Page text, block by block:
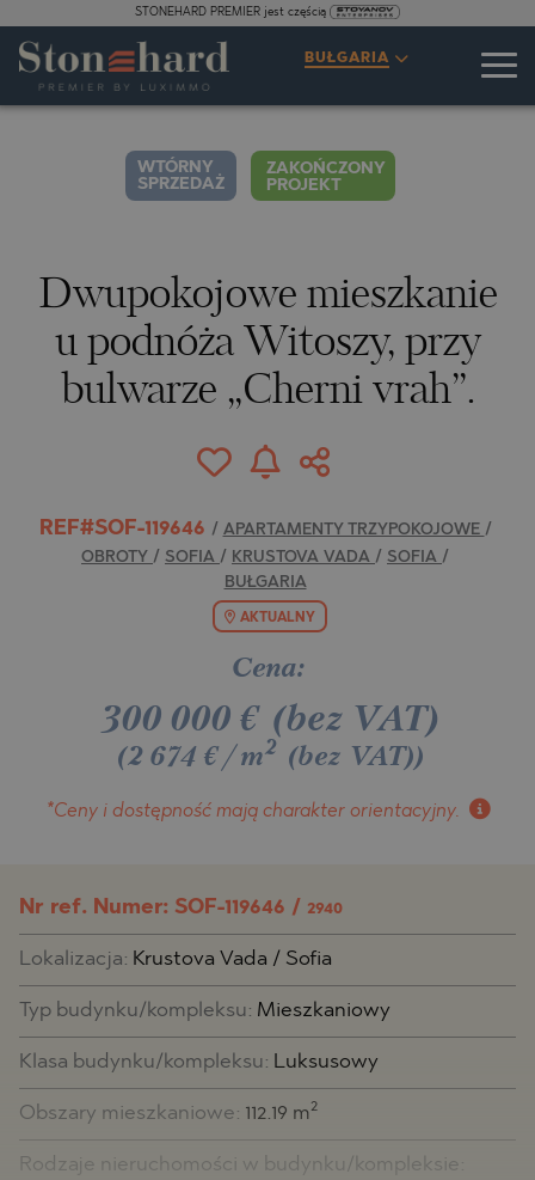
SPECYFIKACJE OPIS MAPA GALERIA
CENY
ZAPYTANIE
STONEHARD PREMIER jest częścią
BUŁGARIA
ZDJĘCIA52
WTÓRNY
SPRZEDAŻ
ZAKOŃCZONY
PROJEKT
Dwupokojowe mieszkanie
u podnóża Witoszy, przy
bulwarze „Cherni vrah”.
REF#SOF-119646 / APARTAMENTY TRZYPOKOJOWE /
OBROTY / SOFIA / KRUSTOVA VADA / SOFIA /
BUŁGARIA
AKTUALNY
Cena:
300 000 € (bez VAT)
(2 674 €/m2 (bez VAT))
*Ceny i dostępność mają charakter orientacyjny.
Nr ref. Numer: SOF-119646 / 2940
Lokalizacja: Krustova Vada / Sofia
Typ budynku/kompleksu: Mieszkaniowy
Klasa budynku/kompleksu: Luksusowy
Obszary mieszkaniowe: 112.19 m2
Rodzaje nieruchomości w budynku/kompleksie: